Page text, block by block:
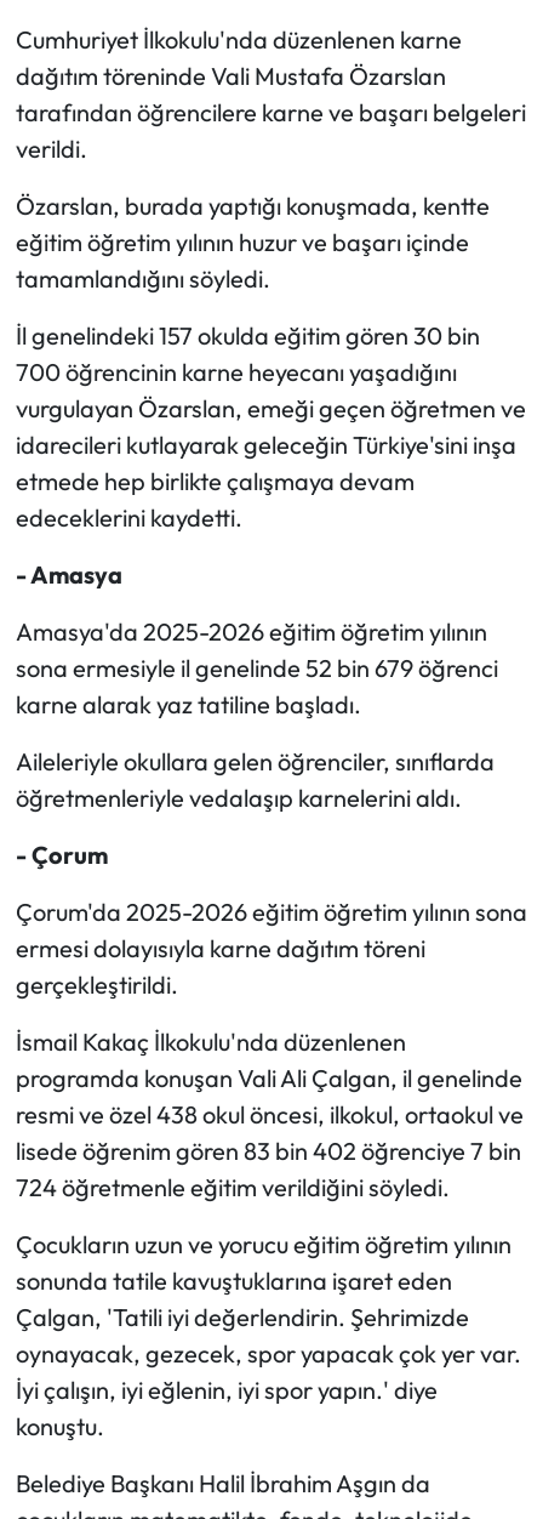
Cumhuriyet İlkokulu'nda düzenlenen karne
dağıtım töreninde Vali Mustafa Özarslan
tarafından öğrencilere karne ve başarı belgeleri
verildi.
Özarslan, burada yaptığı konuşmada, kentte
eğitim öğretim yılının huzur ve başarı içinde
tamamlandığını söyledi.
İl genelindeki 157 okulda eğitim gören 30 bin
700 öğrencinin karne heyecanı yaşadığını
vurgulayan Özarslan, emeği geçen öğretmen ve
idarecileri kutlayarak geleceğin Türkiye'sini inşa
etmede hep birlikte çalışmaya devam
edeceklerini kaydetti.
- Amasya
Amasya'da 2025-2026 eğitim öğretim yılının
sona ermesiyle il genelinde 52 bin 679 öğrenci
karne alarak yaz tatiline başladı.
Aileleriyle okullara gelen öğrenciler, sınıflarda
öğretmenleriyle vedalaşıp karnelerini aldı.
- Çorum
Çorum'da 2025-2026 eğitim öğretim yılının sona
ermesi dolayısıyla karne dağıtım töreni
gerçekleştirildi.
İsmail Kakaç İlkokulu'nda düzenlenen
programda konuşan Vali Ali Çalgan, il genelinde
resmi ve özel 438 okul öncesi, ilkokul, ortaokul ve
lisede öğrenim gören 83 bin 402 öğrenciye 7 bin
724 öğretmenle eğitim verildiğini söyledi.
Çocukların uzun ve yorucu eğitim öğretim yılının
sonunda tatile kavuştuklarına işaret eden
Çalgan, 'Tatili iyi değerlendirin. Şehrimizde
oynayacak, gezecek, spor yapacak çok yer var.
İyi çalışın, iyi eğlenin, iyi spor yapın.' diye
konuştu.
Belediye Başkanı Halil İbrahim Aşgın da